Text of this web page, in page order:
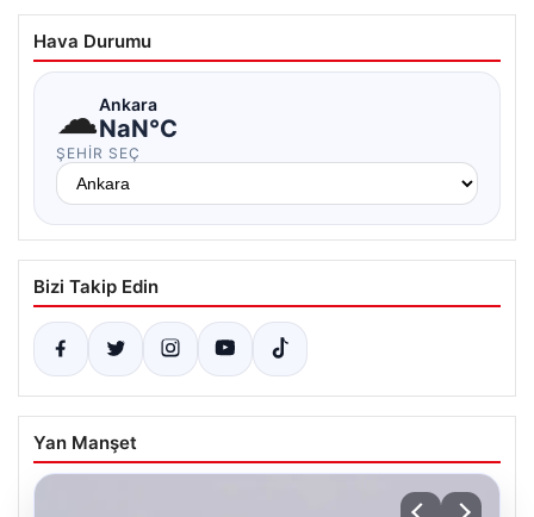
Hava Durumu
☁Ankara
NaN°C
ŞEHIR SEÇ
Bizi Takip Edin
Yan Manşet